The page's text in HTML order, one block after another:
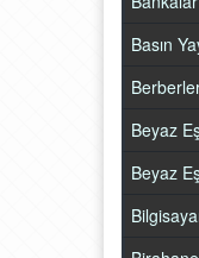
Basın
Beyaz
Beyaz